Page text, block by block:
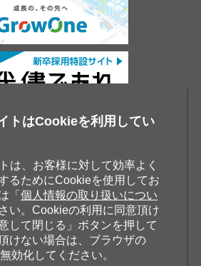
トはCookieを利用してい
は、お客様に対して効率よく
るためにCookieを使用してお
「 個人情報の取り扱いについ
い。Cookieの利用に同意頂け
して閉じる」ボタンを押して
けない場合は、ブラウザの
効化してください。